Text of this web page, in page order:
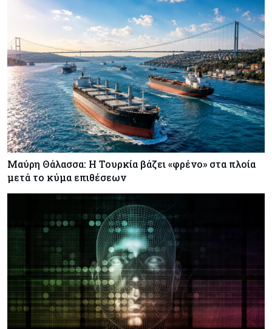
Μαύρη Θάλασσα: Η Τουρκία βάζει «φρένο» στα πλοία
μετά το κύμα επιθέσεων